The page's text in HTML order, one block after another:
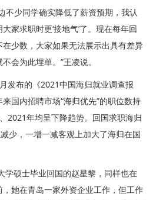
不少同学确实降低了薪资预期，我认
家求职时更‘接地气’了。现在每年回
少数，大家如果无法展示出具有差异
会为此埋单。”王凌说。
布的《2021中国海归就业调查报
国内招聘市场“海归优先”的职位数持
2021年均呈下降趋势。回国求职海归
少，一增一减客观上加大了海归在国
硕士毕业回国的赵星黎，同样也在
她在青岛一家外资企业工作，但工作